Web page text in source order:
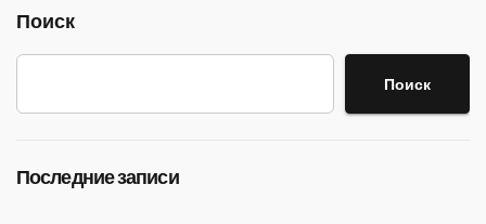
A
p
a
m
kl
a
в
и
Поиск
Поиск
Последние записи